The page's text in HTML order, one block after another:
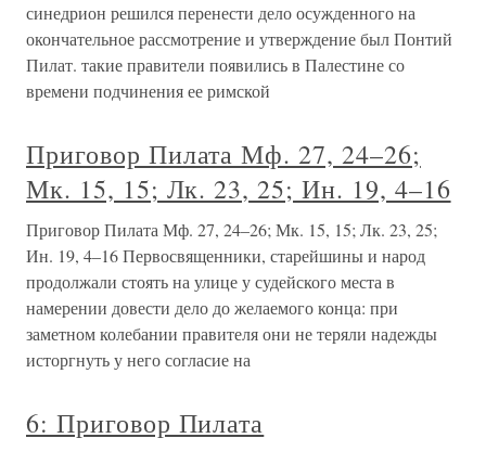
синедрион решился перенести дело осужденного на
окончательное рассмотрение и утверждение был Понтий
Пилат. такие правители появились в Палестине со
времени подчинения ее римской
Приговор Пилата Мф. 27, 24–26;
Мк. 15, 15; Лк. 23, 25; Ин. 19, 4–16
Приговор Пилата Мф. 27, 24–26; Мк. 15, 15; Лк. 23, 25;
Ин. 19, 4–16 Первосвященники, старейшины и народ
продолжали стоять на улице у судейского места в
намерении довести дело до желаемого конца: при
заметном колебании правителя они не теряли надежды
исторгнуть у него согласие на
6: Приговор Пилата